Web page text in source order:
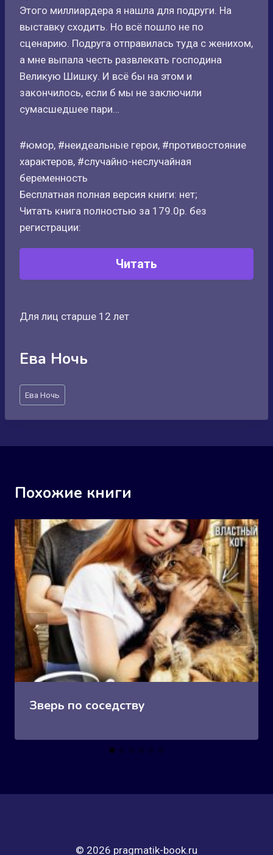
Этого миллиардера я нашла для подруги. На
выставку сходить. Но всё пошло не по
сценарию. Подруга отправилась туда с женихом,
а мне выпала честь развлекать господина
Великую Шишку. И всё бы на этом и
закончилось, если б мы не заключили
сумасшедшее пари…
#юмор, #неидеальные герои, #противостояние
характеров, #случайно-неслучайная
беременность
Бесплатная полная версия книги: нет;
Читать книга полностью за 179.0р. без
регистрации:
Читать
Для лиц старше 12 лет
Ева Ночь
Метки
записи:
Ева Ночь
Похожие книги
Зверь по соседству
© 2026 pragmatik-book.ru